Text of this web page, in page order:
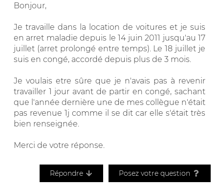
Bonjour,
Je travaille dans la location de voitures et je suis
en arret maladie depuis le 14 juin 2011 jusqu'au 17
juillet (arret prolongé entre temps). Le 18 juillet je
suis en congé, accordé depuis plus de 3 mois.
Je voulais etre sûre que je n'avais pas à revenir
travailler 1 jour avant de partir en congé, sachant
que l'année dernière une de mes collègue n'était
pas revenue 1j comme il se dit car elle s'était très
bien renseignée.
Merci de votre réponse.
Répondre Posez votre question